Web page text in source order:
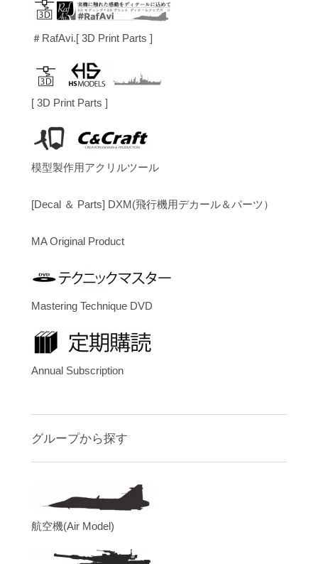
＃RafAvi.[ 3D Print Parts ]
[ 3D Print Parts ]
模型製作用アクリルツール
[Decal ＆ Parts] DXM(飛行機用デカール＆パーツ）
MA Original Product
Mastering Technique DVD
Annual Subscription
グループから探す
航空機(Air Model)